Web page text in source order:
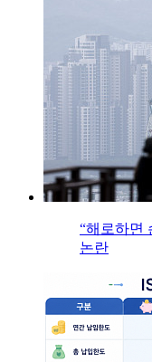
“해로하면
논란